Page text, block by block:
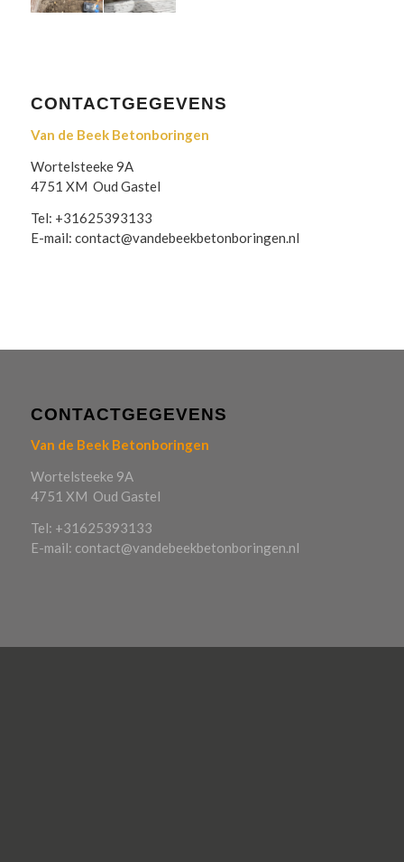
CONTACTGEGEVENS
Van de Beek Betonboringen
Wortelsteeke 9A
4751 XM Oud Gastel
Tel: +31625393133
E-mail: contact@vandebeekbetonboringen.nl
CONTACTGEGEVENS
Van de Beek Betonboringen
Wortelsteeke 9A
4751 XM Oud Gastel
Tel: +31625393133
E-mail: contact@vandebeekbetonboringen.nl